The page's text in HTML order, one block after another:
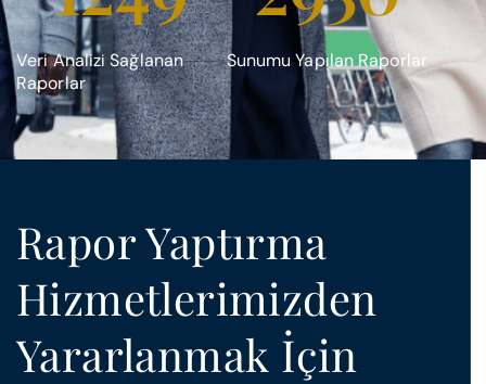
Veri Analizi Sağlanan
Raporlar
Sunumu Yapılan Raporlar
Rapor Yaptırma
Hizmetlerimizden
Yararlanmak İçin